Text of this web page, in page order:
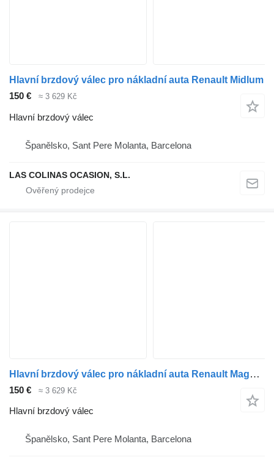
Hlavní brzdový válec pro nákladní auta Renault Midlum
150 €
≈ 3 629 Kč
Hlavní brzdový válec
Španělsko, Sant Pere Molanta, Barcelona
LAS COLINAS OCASION, S.L.
Hlavní brzdový válec pro nákladní auta Renault Magnum
150 € ≈ 3 629 Kč
Hlavní brzdový válec
Španělsko, Sant Pere Molanta, Barcelona